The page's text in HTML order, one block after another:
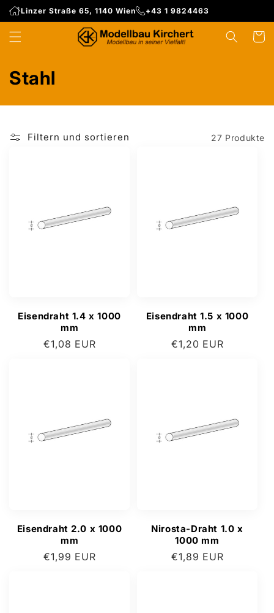
zum
Inhalt
Linzer Straße 65, 1140 Wien +43 1 9824463
K
a
Stahl
Filtern und sortieren 27 Produkte
Eisendraht 1.4 x 1000
mm
Normaler
€1,08 EUR
Eisendraht 1.5 x 1000
mm
Normaler
€1,20 EUR
Eisendraht 2.0 x 1000
mm
Normaler
€1,99 EUR
Nirosta-Draht 1.0 x
1000 mm
Normaler
€1,89 EUR